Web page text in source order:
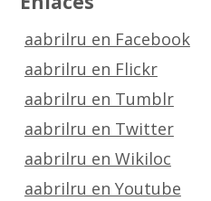
aabrilru en Facebook
aabrilru en Flickr
aabrilru en Tumblr
aabrilru en Twitter
aabrilru en Wikiloc
aabrilru en Youtube